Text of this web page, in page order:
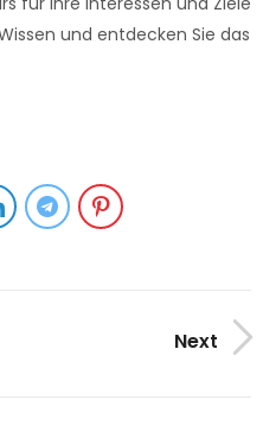
und entdecken Sie das
Next